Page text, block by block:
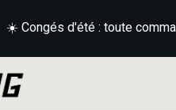
☀️ Congés d'été : toute